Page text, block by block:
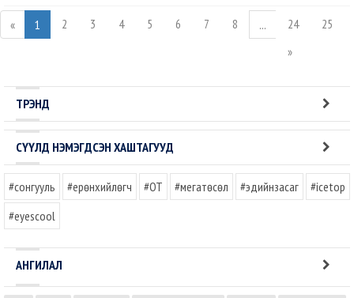
« 1 2 3 4 5 6 7 8 ... 24
25
»
ТРЭНД
СҮҮЛД НЭМЭГДСЭН ХАШТАГУУД
#сонгууль #ерөнхийлөгч #OT #мегатөсөл #эдийнзасаг
#icetop
#eyescool
АНГИЛАЛ